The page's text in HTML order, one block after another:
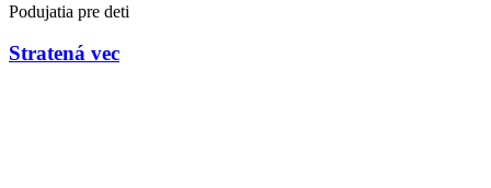
Podujatia pre deti
Stratená vec